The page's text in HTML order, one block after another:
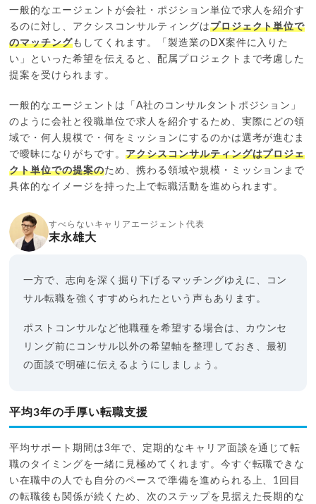
一般的なエージェントが会社・ポジション単位で求人を紹介す
るのに対し、アクシスコンサルティングはプロジェクト単位で
のマッチングもしてくれます。「製造業のDX案件に入りた
い」といった希望を伝えると、配属プロジェクトまで考慮した
提案を受けられます。
一般的なエージェントは「A社のコンサルタントポジション」
のように会社と役職単位で求人を紹介するため、実際にどの領
域で・何人規模で・何をミッションにするのかは選考が進むま
で曖昧になりがちです。 アクシスコンサルティングはプロジェ
クト単位での提案のため、携わる領域や規模・ミッションまで
具体的なイメージを持った上で転職活動を進められます。
すべらないキャリアエージェント代表
末永雄大
一方で、志向を深く掘り下げるマッチングゆえに、コン
サル転職を強くすすめられたという声もあります。
ポストコンサルなど他職種を希望する場合は、カウンセ
リング前にコンサル以外の希望軸を整理しておき、最初
の面談で明確に伝えるようにしましょう。
平均3年の手厚い転職支援
平均サポート期間は3年で、定期的なキャリア面談を通じて転
職のタイミングを一緒に見極めてくれます。今すぐ転職できな
い在職中の人でも自分のペースで準備を進められる上、1回目
の転職後も関係が続くため、次のステップを見据えた長期的な